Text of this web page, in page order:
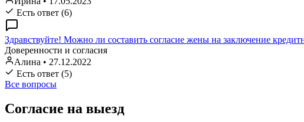
Есть ответ (6)
Здравствуйте! Можно ли составить согласие жены на заключение
Доверенности и согласия
Алина • 27.12.2022
Есть ответ (5)
Все вопросы
Согласие на выезд